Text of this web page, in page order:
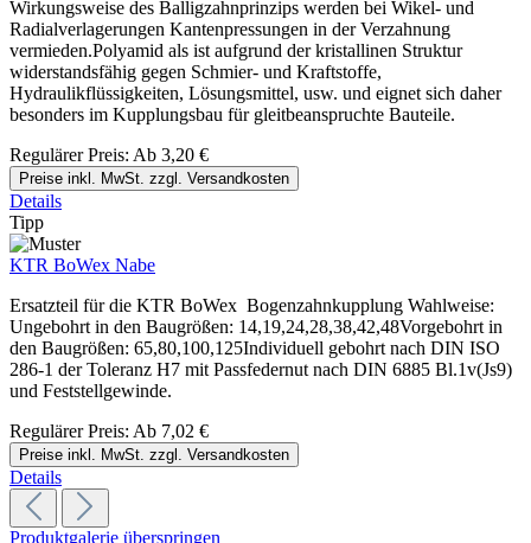
Wirkungsweise des Balligzahnprinzips werden bei Wikel- und
Radialverlagerungen Kantenpressungen in der Verzahnung
vermieden.Polyamid als ist aufgrund der kristallinen Struktur
widerstandsfähig gegen Schmier- und Kraftstoffe,
Hydraulikflüssigkeiten, Lösungsmittel, usw. und eignet sich daher
besonders im Kupplungsbau für gleitbeanspruchte Bauteile.
Regulärer Preis: Ab 3,20 €
Preise inkl. MwSt. zzgl. Versandkosten
Details
Tipp
KTR BoWex Nabe
Ersatzteil für die KTR BoWex Bogenzahnkupplung Wahlweise:
Ungebohrt in den Baugrößen: 14,19,24,28,38,42,48Vorgebohrt in
den Baugrößen: 65,80,100,125Individuell gebohrt nach DIN ISO
286-1 der Toleranz H7 mit Passfedernut nach DIN 6885 Bl.1v(Js9)
und Feststellgewinde.
Regulärer Preis: Ab 7,02 €
Preise inkl. MwSt. zzgl. Versandkosten
Details
Produktgalerie überspringen